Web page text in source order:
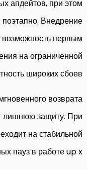
апдейтов, при этом
Внедрение
возможность первым
на ограниченной
широких сбоев.
возврата
лишнюю защиту. При
на стабильной
пауз в работе up x.